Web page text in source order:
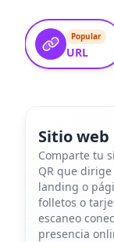
Popular
URL
Sitio web
Comparte tu
QR que
landing o
folletos o
escaneo
presencia